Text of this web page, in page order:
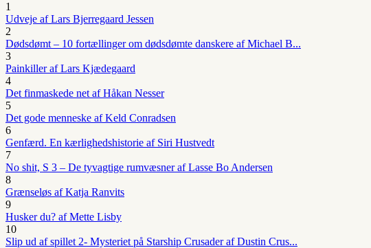
1
Udveje af Lars Bjerregaard Jessen
2
Dødsdømt – 10 fortællinger om dødsdømte danskere af Michael B...
3
Painkiller af Lars Kjædegaard
4
Det finmaskede net af Håkan Nesser
5
Det gode menneske af Keld Conradsen
6
Genfærd. En kærlighedshistorie af Siri Hustvedt
7
No shit, S 3 – De tyvagtige rumvæsner af Lasse Bo Andersen
8
Grænseløs af Katja Ranvits
9
Husker du? af Mette Lisby
10
Slip ud af spillet 2- Mysteriet på Starship Crusader af Dustin Crus...